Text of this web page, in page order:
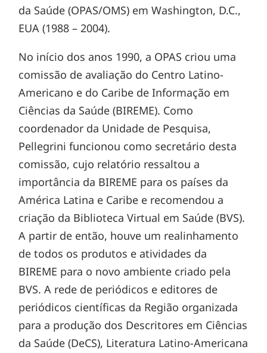
da Saúde (OPAS/OMS) em Washington, D.C.,
EUA (1988 – 2004).
No início dos anos 1990, a OPAS criou uma
comissão de avaliação do Centro Latino-
Americano e do Caribe de Informação em
Ciências da Saúde (BIREME). Como
coordenador da Unidade de Pesquisa,
Pellegrini funcionou como secretário desta
comissão, cujo relatório ressaltou a
importância da BIREME para os países da
América Latina e Caribe e recomendou a
criação da Biblioteca Virtual em Saúde (BVS).
A partir de então, houve um realinhamento
de todos os produtos e atividades da
BIREME para o novo ambiente criado pela
BVS. A rede de periódicos e editores de
periódicos científicas da Região organizada
para a produção dos Descritores em Ciências
da Saúde (DeCS), Literatura Latino-Americana